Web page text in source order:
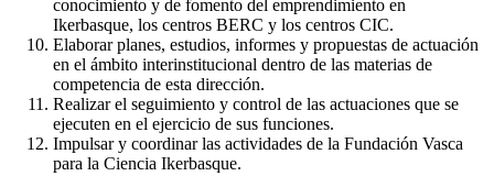
conocimiento y de fomento del emprendimiento en
Ikerbasque, los centros BERC y los centros CIC.
Elaborar planes, estudios, informes y propuestas de actuación
en el ámbito interinstitucional dentro de las materias de
competencia de esta dirección.
Realizar el seguimiento y control de las actuaciones que se
ejecuten en el ejercicio de sus funciones.
Impulsar y coordinar las actividades de la Fundación Vasca
para la Ciencia Ikerbasque.